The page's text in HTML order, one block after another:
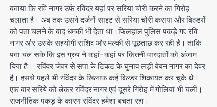
बताया कि रवि नागर उर्फ रविंदर यहां पर सरिया चोरी करने का गिरोह
चलाता है। अब तक उसने दर्जनों साइट से सरिया चोरी कराया और बिल्डरों
को पता चलने के बाद धमकी भी देता था।फिलहाल पुलिस पकड़े गए रवि
नागर और उसके सहयोगी राशिद और मल्की से पूछताछ कर रही है। ताकि
पता चल सके कि इस ग्रुप ने कहां-कहां पर कितनी वारदातों को अंजाम
दिया है। रविंदर जेवर से सपा के टिकट के चुनाव लड़ी बेबन नागर का देवर
है। इससे पहले भी रविंदर के खिलाफ कई बिल्डर शिकायत कर चुके थे।
एक बार सरिये को लेकर रविंदर नागर एवं दूसरे गिरोह में गोलियां भी चलीं।
राजनीतिक पकड़ के कारण रविंदर हमेशा बचता रहा।